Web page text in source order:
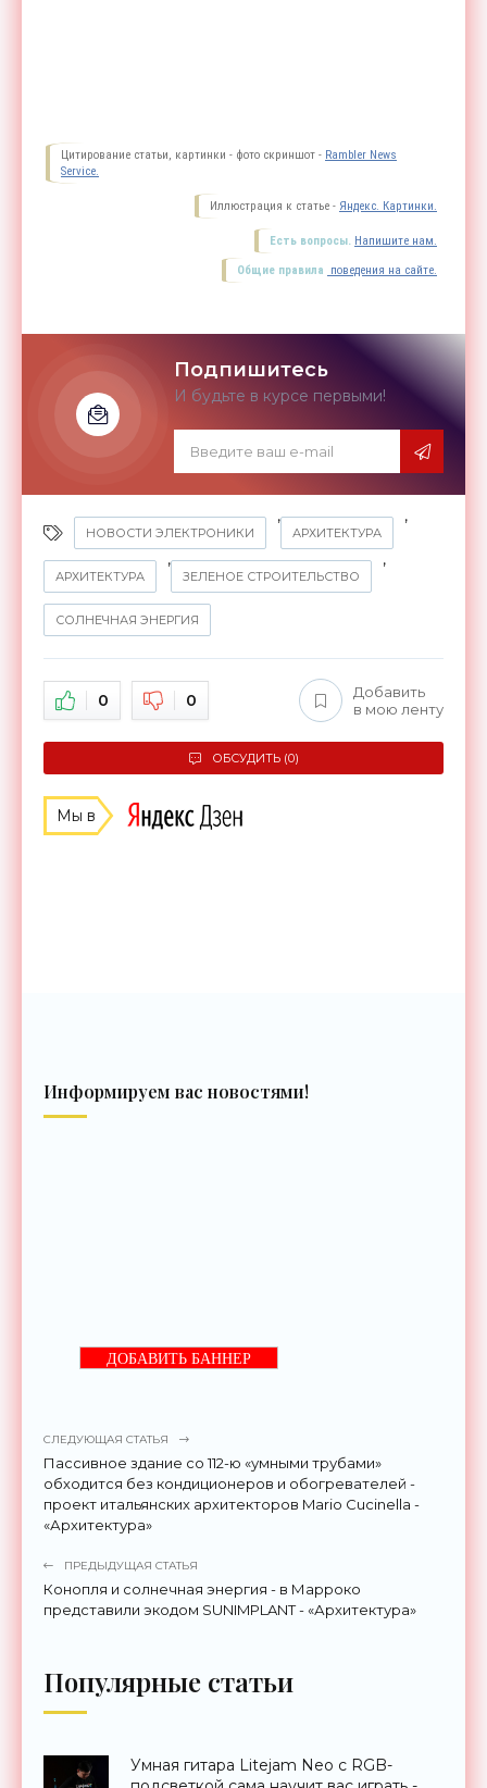
Цитирование статьи, картинки - фото скриншот - Rambler News
Service.
Иллюстрация к статье - Яндекс. Картинки.
Есть вопросы. Напишите нам.
Общие правила поведения на сайте.
Подпишитесь
И будьте в курсе первыми!
НОВОСТИ ЭЛЕКТРОНИКИ
,
АРХИТЕКТУРА
,
АРХИТЕКТУРА
,
ЗЕЛЕНОЕ СТРОИТЕЛЬСТВО
,
СОЛНЕЧНАЯ ЭНЕРГИЯ
0 0
Добавить
в мою ленту
ОБСУДИТЬ (0)
Мы в
Информируем вас новостями!
ДОБАВИТЬ БАННЕР
СЛЕДУЮЩАЯ СТАТЬЯ
Пассивное здание со 112-ю «умными трубами»
обходится без кондиционеров и обогревателей -
проект итальянских архитекторов Mario Cucinella -
«Архитектура»
ПРЕДЫДУЩАЯ СТАТЬЯ
Конопля и солнечная энергия - в Марроко
представили экодом SUNIMPLANT - «Архитектура»
Популярные статьи
Умная гитара Litejam Neo с RGB-